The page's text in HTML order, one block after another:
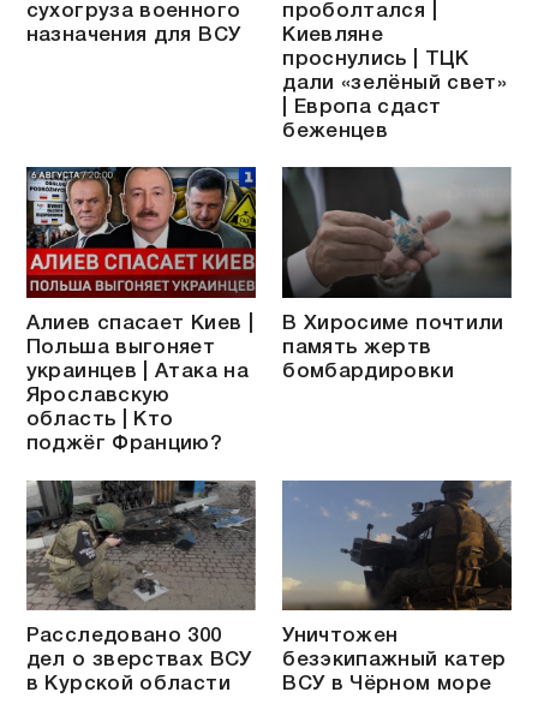
сухогруза военного
назначения для ВСУ
проболтался |
Киевляне
проснулись | ТЦК
дали «зелёный свет»
| Европа сдаст
беженцев
Алиев спасает Киев |
Польша выгоняет
украинцев | Атака на
Ярославскую
область | Кто
поджёг Францию?
В Хиросиме почтили
память жертв
бомбардировки
Расследовано 300
дел о зверствах ВСУ
в Курской области
Уничтожен
безэкипажный катер
ВСУ в Чёрном море